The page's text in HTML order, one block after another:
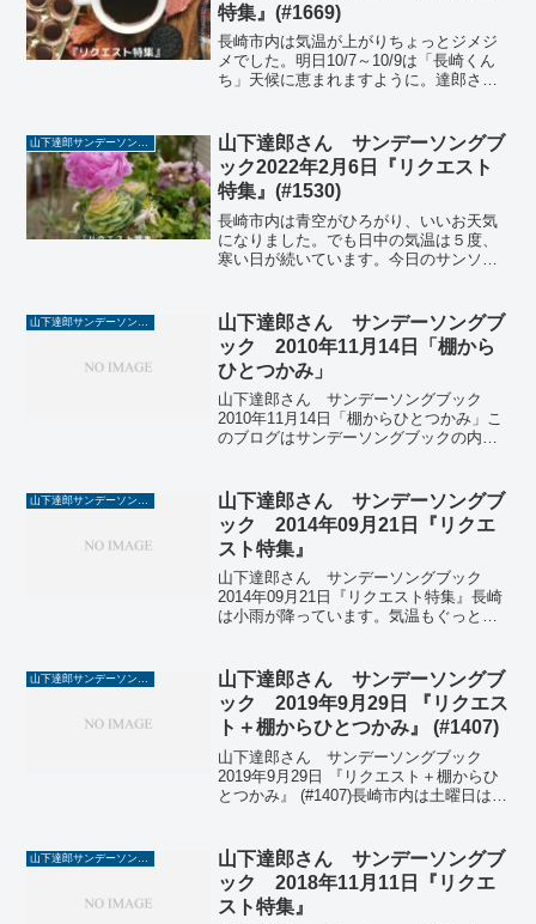
特集』(#1669)
長崎市内は気温が上がりちょっとジメジ
メでした。明日10/7～10/9は「長崎くん
ち」天候に恵まれますように。達郎さん
ということで、このブログでは毎週日曜
日 午後2時...
山下達郎サンデーソングブック
山下達郎さん サンデーソングブ
ック2022年2月6日『リクエスト
特集』(#1530)
長崎市内は青空がひろがり、いいお天気
になりました。でも日中の気温は５度、
寒い日が続いています。今日のサンソ
す。ということで、このブログでは山下
達郎さんのサンデーソングブック...
山下達郎さん サンデーソングブ
ック 2010年11月14日「棚から
ひとつかみ」
山下達郎さん サンデーソングブック
2010年11月14日「棚からひとつかみ」こ
のブログはサンデーソングブックの内容
ポカポカ陽気。でも、ここ数日間の「黄
砂」にはまいりま...
山下達郎さん サンデーソングブ
ック 2014年09月21日『リクエ
スト特集』
山下達郎さん サンデーソングブック
2014年09月21日『リクエスト特集』長崎
は小雨が降っています。気温もぐっと下
して達郎さんの一言『今日の最後は、立
派なオールディー...
山下達郎サンデーソングブック
山下達郎さん サンデーソングブ
ック 2019年9月29日 『リクエス
ト＋棚からひとつかみ』 (#1407)
山下達郎さん サンデーソングブック
2019年9月29日 『リクエスト＋棚からひ
とつかみ』 (#1407)長崎市内は土曜日は秋
ンソンは史上最高の前倒しとのこと。ツ
アース...
山下達郎さん サンデーソングブ
ック 2018年11月11日『リクエ
スト特集』